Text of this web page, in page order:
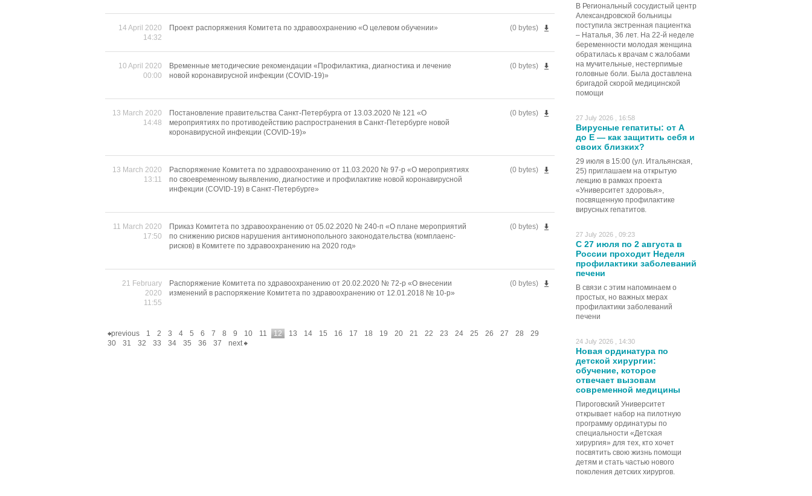
В Региональный сосудистый центр
Александровской больницы
поступила экстренная пациентка
– Наталья, 36 лет. На 22-й неделе
беременности молодая женщина
обратилась к врачам с жалобами
на мучительные, нестерпимые
головные боли. Была доставлена
бригадой скорой медицинской
помощи
27 July 2026 , 16:58
Вирусные гепатиты: от А
до Е — как защитить себя и
своих близких?
29 июля в 15:00 (ул. Итальянская,
25) приглашаем на открытую
лекцию в рамках проекта
«Университет здоровья»,
посвященную профилактике
вирусных гепатитов.
27 July 2026 , 09:23
С 27 июля по 2 августа в
России проходит Неделя
профилактики заболеваний
печени
В связи с этим напоминаем о
простых, но важных мерах
профилактики заболеваний
печени
24 July 2026 , 14:30
Новая ординатура по
детской хирургии:
обучение, которое
отвечает вызовам
современной медицины
Пироговский Университет
открывает набор на пилотную
программу ординатуры по
специальности «Детская
хирургия» для тех, кто хочет
посвятить свою жизнь помощи
детям и стать частью нового
поколения детских хирургов.
14 April 2020
14:32
(0 bytes)
Проект распоряжения Комитета по здравоохранению «О целевом обучении»
10 April 2020
00:00
(0 bytes)
Временные методические рекомендации «Профилактика, диагностика и лечение
новой коронавирусной инфекции (COVID-19)»
13 March 2020
14:48
(0 bytes)
Постановление правительства Санкт-Петербурга от 13.03.2020 № 121 «О
мероприятиях по противодействию распространения в Санкт-Петербурге новой
коронавирусной инфекции (COVID-19)»
13 March 2020
13:11
(0 bytes)
Распоряжение Комитета по здравоохранению от 11.03.2020 № 97-р «О мероприятиях
по своевременному выявлению, диагностике и профилактике новой коронавирусной
инфекции (COVID-19) в Санкт-Петербурге»
11 March 2020
17:50
(0 bytes)
Приказ Комитета по здравоохранению от 05.02.2020 № 240-п «О плане мероприятий
по снижению рисков нарушения антимонопольного законодательства (комплаенс-
рисков) в Комитете по здравоохранению на 2020 год»
21 February
2020
11:55
(0 bytes)
Распоряжение Комитета по здравоохранению от 20.02.2020 № 72-р «О внесении
изменений в распоряжение Комитета по здравоохранению от 12.01.2018 № 10-р»
previous 1 2 3 4 5 6 7 8 9 10 11 12 13 14 15 16 17 18 19 20 21 22 23 24 25 26 27 28
29
30
31 32 33 34 35 36 37 next